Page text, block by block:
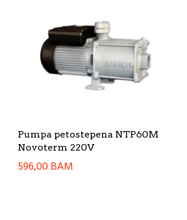
Pumpa petostepena NTP60M
Novoterm 220V
596,00BAM